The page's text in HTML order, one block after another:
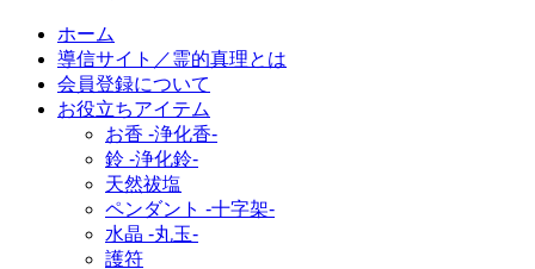
ホーム
導信サイト／霊的真理とは
会員登録について
お役立ちアイテム
お香 ‐浄化香‐
鈴 ‐浄化鈴‐
天然祓塩
ペンダント -十字架-
水晶 -丸玉-
護符